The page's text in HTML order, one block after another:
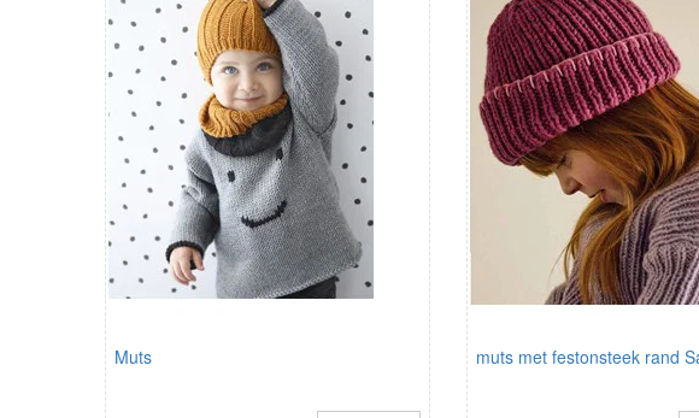
Muts muts met festonsteek rand